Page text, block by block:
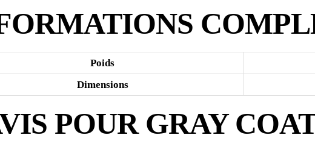
Poids
Dimensions
POUR GRAY